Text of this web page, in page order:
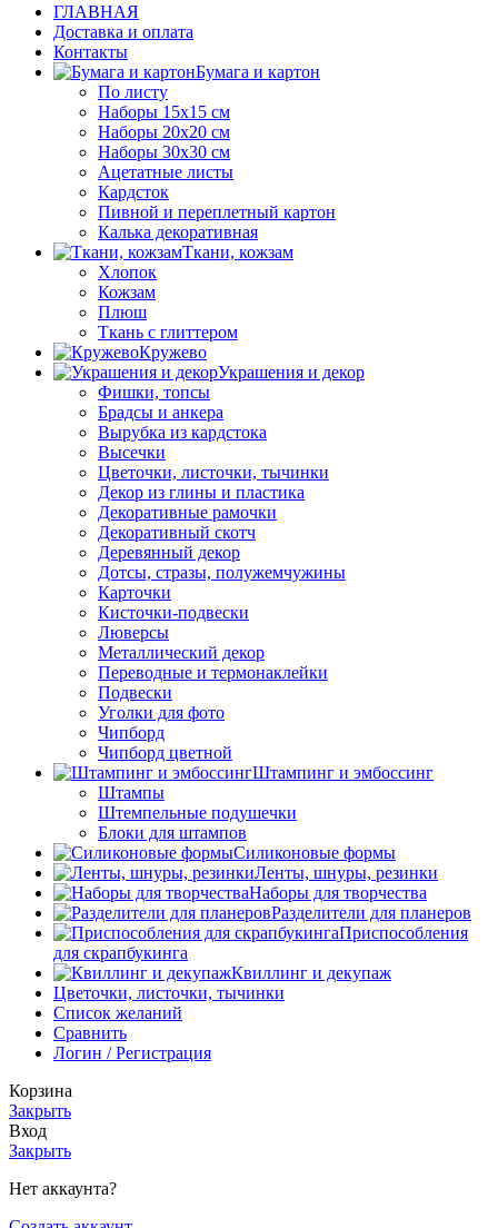
ГЛАВНАЯ
Доставка и оплата
Контакты
Бумага и картон
По листу
Наборы 15х15 см
Наборы 20х20 см
Наборы 30х30 см
Ацетатные листы
Кардсток
Пивной и переплетный картон
Калька декоративная
Ткани, кожзам
Хлопок
Кожзам
Плюш
Ткань с глиттером
Кружево
Украшения и декор
Фишки, топсы
Брадсы и анкера
Вырубка из кардстока
Высечки
Цветочки, листочки, тычинки
Декор из глины и пластика
Декоративные рамочки
Декоративный скотч
Деревянный декор
Дотсы, стразы, полужемчужины
Карточки
Кисточки-подвески
Люверсы
Металлический декор
Переводные и термонаклейки
Подвески
Уголки для фото
Чипборд
Чипборд цветной
Штампинг и эмбоссинг
Штампы
Штемпельные подушечки
Блоки для штампов
Силиконовые формы
Ленты, шнуры, резинки
Наборы для творчества
Разделители для планеров
Приспособления
для скрапбукинга
Квиллинг и декупаж
Цветочки, листочки, тычинки
Список желаний
Сравнить
Логин / Регистрация
Корзина
Закрыть
Вход
Закрыть
Нет аккаунта?